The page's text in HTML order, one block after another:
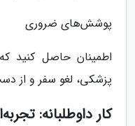
پوشش‌های ضروری
اطمینان حاصل کنید
پزشکی، لغو سفر و از
کار داوطلبانه: